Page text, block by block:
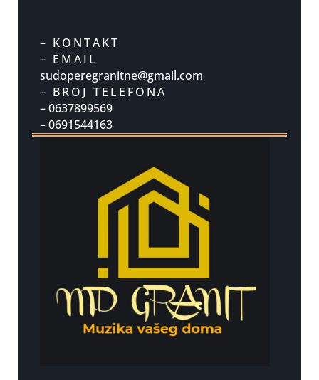
– KONTAKT
– EMAIL
sudoperegranitne@gmail.com
– BROJ TELEFONA
– 0637899569
– 0691544163